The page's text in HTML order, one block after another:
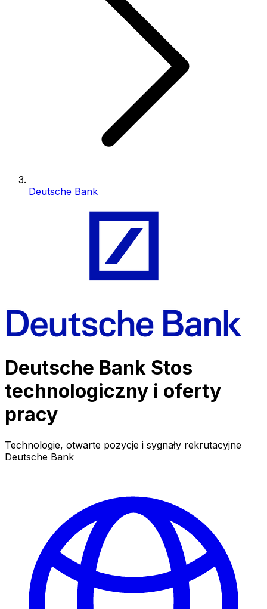
Deutsche Bank
Deutsche Bank Stos
technologiczny i oferty
pracy
Technologie, otwarte pozycje i sygnały rekrutacyjne
Deutsche Bank